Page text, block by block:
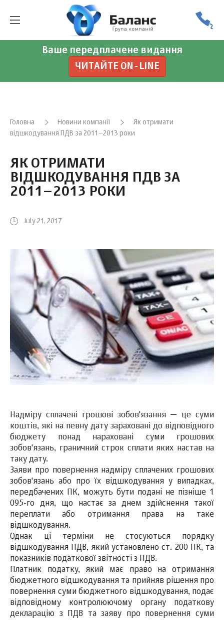
Ваше передплачене видання
ЧИТАЙТЕ ON-LINE
Головна Новини компанії
Як отримати
відшкодування ПДВ за 2011–2013 роки
ЯК ОТРИМАТИ
ВІДШКОДУВАННЯ ПДВ ЗА
2011–2013 РОКИ
July 21, 2017
Надміру сплачені грошові зобов'язання — це суми
коштів, які на певну дату зараховані до відповідного
бюджету понад нараховані суми грошових
зобов'язань, граничний строк сплати яких настав на
таку дату.
Заяви про повернення надміру сплачених грошових
зобов'язань або про їх відшкодування у випадках,
передбачених ПК, можуть бути подані не пізніше 1
095-го дня, що настає за днем здійснення такої
переплати або отримання права на таке
відшкодування.
Однак ці терміни не стосуються порядку
відшкодування ПДВ, який установлено ст. 200 ПК, та
показників податкової звітності з ПДВ.
Платник податку, який має право на отримання
бюджетного відшкодування та прийняв рішення про
повернення суми бюджетного відшкодування, подає
відповідному контролюючому органу податкову
декларацію з ПДВ та заяву про повернення суми